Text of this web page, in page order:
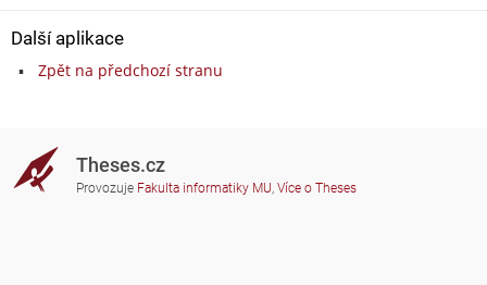
Další aplikace
Zpět na předchozí stranu
Theses.cz
Provozuje Fakulta informatiky MU, Více o Theses